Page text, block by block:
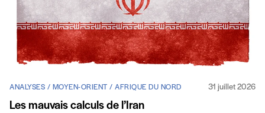
ANALYSES / MOYEN-ORIENT / AFRIQUE DU NORD 31 juillet 2026
Les mauvais calculs de l’Iran